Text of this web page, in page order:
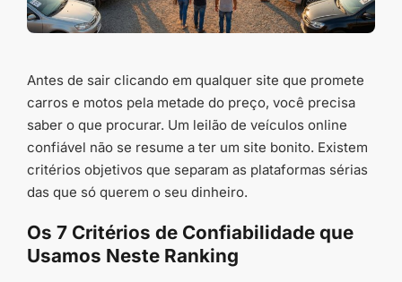
Antes de sair clicando em qualquer site que promete
carros e motos pela metade do preço, você precisa
saber o que procurar. Um leilão de veículos online
confiável não se resume a ter um site bonito. Existem
critérios objetivos que separam as plataformas sérias
das que só querem o seu dinheiro.
Os 7 Critérios de Confiabilidade que
Usamos Neste Ranking